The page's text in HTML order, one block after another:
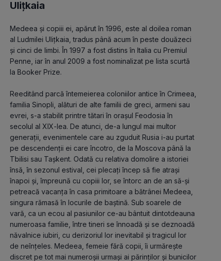
Ulițkaia
Medeea şi copiii ei, apărut în 1996, este al doilea roman
al Ludmilei Uliţkaia, tradus până acum în peste douăzeci
şi cinci de limbi. În 1997 a fost distins în Italia cu Premiul
Penne, iar în anul 2009 a fost nominalizat pe lista scurtă
la Booker Prize.
Reeditând parcă întemeierea coloniilor antice în Crimeea,
familia Sinopli, alături de alte familii de greci, armeni sau
evrei, s-a stabilit printre tătari în oraşul Feodosia în
secolul al XIX-lea. De atunci, de-a lungul mai multor
generaţii, evenimentele care au zguduit Rusia i-au purtat
pe descendenţii ei care încotro, de la Moscova până la
Tbilisi sau Taşkent. Odată cu relativa domolire a istoriei
însă, în sezonul estival, cei plecaţi încep să fie atraşi
înapoi şi, împreună cu copiii lor, se întorc an de an să-şi
petreacă vacanţa în casa primitoare a bătrânei Medeea,
singura rămasă în locurile de baştină. Sub soarele de
vară, ca un ecou al pasiunilor ce-au bântuit dintotdeauna
numeroasa familie, între tineri se înnoadă şi se deznoadă
năvalnice iubiri, cu derizoriul lor inevitabil şi tragicul lor
de neînţeles. Medeea, femeie fără copii, îi urmăreşte
discret pe tot mai numeroşii urmaşi ai părinţilor şi bunicilor